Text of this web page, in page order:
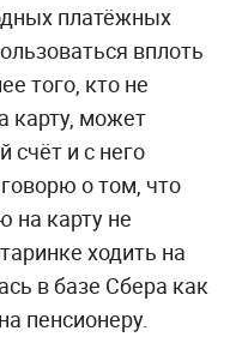
платёжных
вплоть
того, кто не
карту, может
счёт и с него
о том, что
на карту не
ходить на
в базе Сбера как
пенсионеру.